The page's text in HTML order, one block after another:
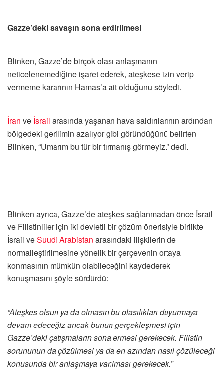
Gazze’deki savaşın sona erdirilmesi
Blinken, Gazze’de birçok olası anlaşmanın
neticelenemediğine işaret ederek, ateşkese izin verip
vermeme kararının Hamas’a ait olduğunu söyledi.
İran ve İsrail arasında yaşanan hava saldırılarının ardından
bölgedeki gerilimin azalıyor gibi göründüğünü belirten
Blinken, “Umarım bu tür bir tırmanış görmeyiz.” dedi.
Blinken ayrıca, Gazze’de ateşkes sağlanmadan önce İsrail
ve Filistinliler için iki devletli bir çözüm önerisiyle birlikte
İsrail veSuudi Arabistan arasındaki ilişkilerin de
normalleştirilmesine yönelik bir çerçevenin ortaya
konmasının mümkün olabileceğini kaydederek
konuşmasını şöyle sürdürdü:
“Ateşkes olsun ya da olmasın bu olasılıkları duyurmaya
devam edeceğiz ancak bunun gerçekleşmesi için
Gazze’deki çatışmaların sona ermesi gerekecek. Filistin
sorununun da çözülmesi ya da en azından nasıl çözüleceği
konusunda bir anlaşmaya varılması gerekecek.”